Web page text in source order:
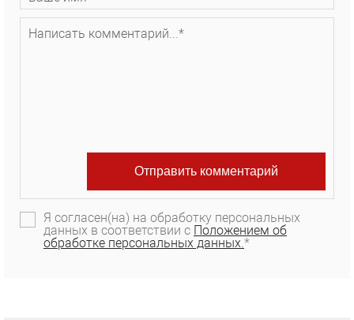
Я согласен(на) на обработку персональных
данных в соответствии с Положением об
обработке персональных данных.*